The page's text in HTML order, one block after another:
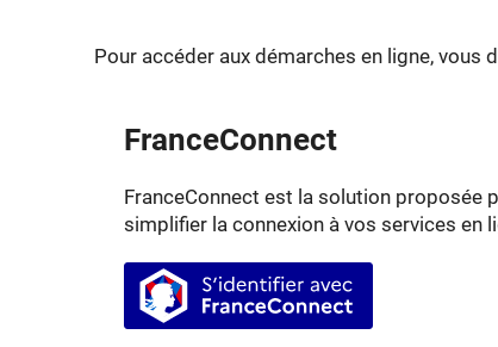
Pour accéder aux démarches en ligne, vous
FranceConnect
FranceConnect est la solution proposée
simplifier la connexion à vos services en
S’identifier avec FranceConnect